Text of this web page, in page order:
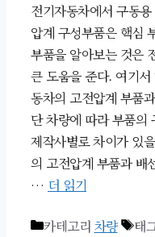
전기자동차에서 구동
압계 구성부품은 핵심
부품을 알아보는 것은
큰 도움을 준다. 여기
동차의 고전압계 부품
단 차량에 따라 부품의
제작사별로 차이가 있
의 고전압계 부품과
… 더 읽기
카테고리 차량 태